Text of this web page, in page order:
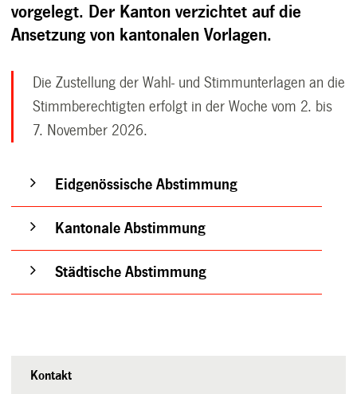
vorgelegt. Der Kanton verzichtet auf die
Ansetzung von kantonalen Vorlagen.
Die Zustellung der Wahl- und Stimmunterlagen an die
Stimmberechtigten erfolgt in der Woche vom 2. bis
7. November 2026.
Eidgenössische Abstimmung
Kantonale Abstimmung
Städtische Abstimmung
Kontakt